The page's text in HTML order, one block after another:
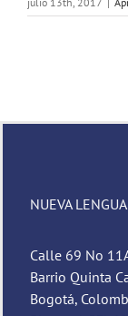
NUEVA
Calle 69 No
Barrio Quinta
Bogotá,